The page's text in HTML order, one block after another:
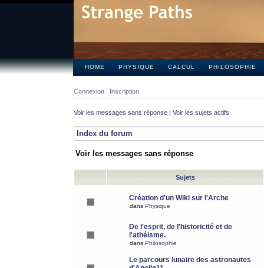
HOME PHYSIQUE CALCUL PHILOSOPHIE
Connexion Inscription
Voir les messages sans réponse | Voir les sujets actifs
Index du forum
Voir les messages sans réponse
Sujets
Création d'un Wiki sur l'Arche
dans Physique
De l'esprit, de l'historicité et de
l'athéisme.
dans Philosophie
Le parcours lunaire des astronautes